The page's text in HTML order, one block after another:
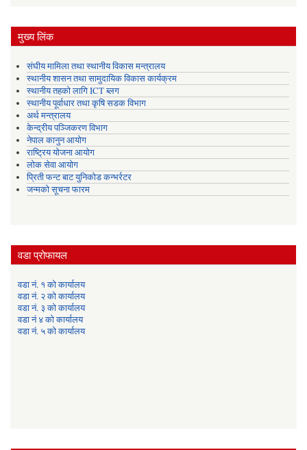
मुख्य लिंक
संघीय मामिला तथा स्थानीय विकास मन्त्रालय
स्थानीय शासन तथा सामुदायिक विकास कार्यक्रम
स्थानीय तहको लागि ICT ब्लग
स्थानीय पूर्वाधार तथा कृषि सडक विभाग
अर्थ मन्त्रालय
केन्द्रीय पञ्जिकरण विभाग
नेपाल कानुन आयोग
राष्ट्रिय योजना आयोग
लोक सेवा आयोग
प्रिती फन्ट बाट युनिकोड कन्भर्रटर
जन्मको सूचना फारम
वडा प्रोफायल
वडा नं. १ को कार्यालय
वडा नं. २ को कार्यालय
वडा नं. ३ को कार्यालय
वडा नं ४ को कार्यालय
वडा नं. ५ को कार्यालय